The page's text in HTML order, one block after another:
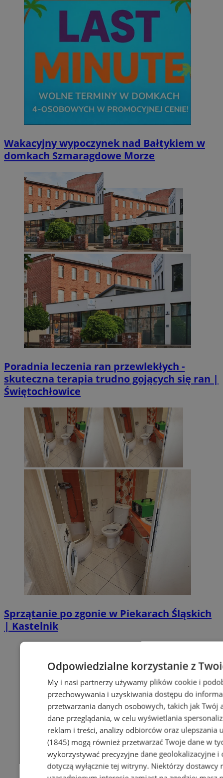
Wakacyjny wypoczynek nad Bałtykiem w
domkach Szmaragdowe Morze
Poradnia leczenia ran przewlekłych -
skuteczna terapia trudno gojących się ran |
Świętochłowice
Sprzątanie po zgonie w Piekarach Śląskich
| Kastelnik
Odpowiedzialne korzystanie z
My i nasi partnerzy używamy plików cookie i
przechowywania i uzyskiwania dostępu do
przetwarzania danych osobowych, takich jak
dane przeglądania, w celu wyświetlania
reklam i treści, analizy odbiorców oraz ulepszania
(1845)mogą również przetwarzać Twoje dane w
wykorzystywać precyzyjne dane geolokalizacyjne
dotyczą wyłącznie tej witryny. Niektórzy dostawcy